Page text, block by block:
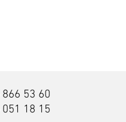
866 53 60
051 18 15